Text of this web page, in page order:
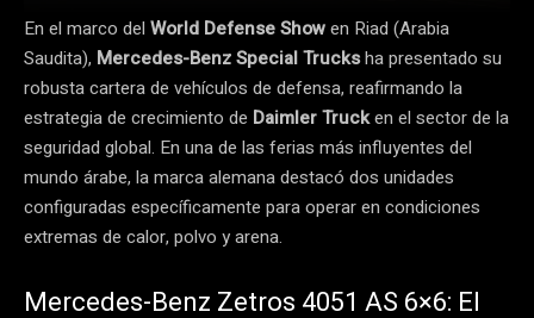
En el marco del World Defense Showen Riad (Arabia
Saudita), Mercedes-Benz Special Trucksha presentado su
robusta cartera de vehículos de defensa, reafirmando la
estrategia de crecimiento de Daimler Trucken el sector de la
seguridad global. En una de las ferias más influyentes del
mundo árabe, la marca alemana destacó dos unidades
configuradas específicamente para operar en condiciones
extremas de calor, polvo y arena.
Mercedes-Benz Zetros 4051 AS 6×6: El